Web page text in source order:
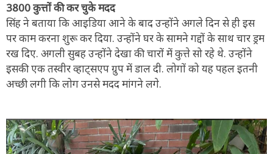
3800 कुत्तों की कर चुके मदद
सिंह ने बताया कि आइडिया आने के बाद उन्होंने अगले दिन से ही इस
पर काम करना शुरू कर दिया. उन्होंने घर के सामने गद्दों के साथ चार ड्रम
रख दिए. अगली सुबह उन्होंने देखा की चारों में कुत्ते सो रहे थे. उन्होंने
इसकी एक तस्वीर व्हाट्सएप ग्रुप में डाल दी. लोगों को यह पहल इतनी
अच्छी लगी कि लोग उनसे मदद मांगने लगे.